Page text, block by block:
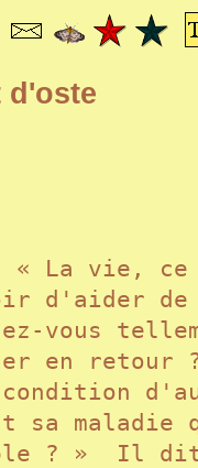
d'oste
La vie, ce
d'aider
vous
en retour
sa maladie
? » Il dit